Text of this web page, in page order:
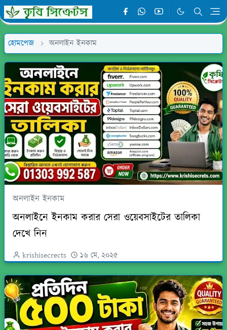
হোমপেজ অনলাইন ইনকাম
অনলাইন ইনকাম
অনলাইনে ইনকাম করার সেরা ওয়েবসাইটের তালিকা
দেখে নিন
krishisecrects ১৬ মে, ২০২৫